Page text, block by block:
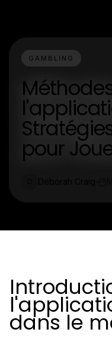
GAMBLING
pour
dans le